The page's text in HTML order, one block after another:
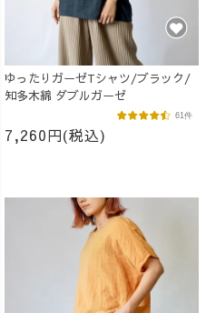
ゆったりガーゼTシャツ/ブラック/
知多木綿 ダブルガーゼ
7,260円(税込)
61件